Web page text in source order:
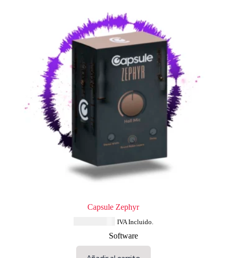
Capsule Zephyr
IVA Incluido.
Software